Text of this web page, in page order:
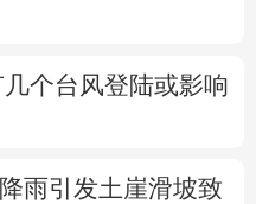
几个台风登陆或影响
雨引发土崖滑坡致